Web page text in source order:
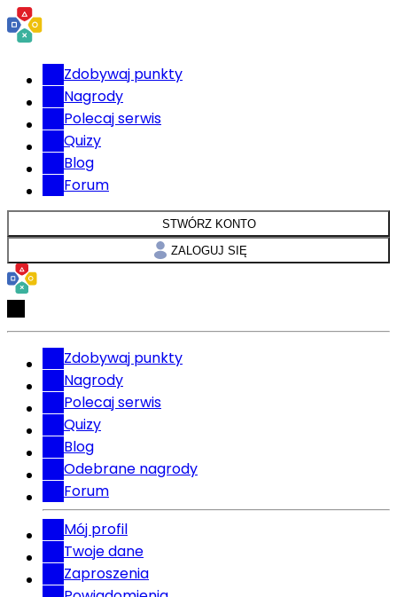
Zdobywaj punkty
Nagrody
Polecaj serwis
Quizy
Blog
Forum
STWÓRZ KONTO
ZALOGUJ SIĘ
Zdobywaj punkty
Nagrody
Polecaj serwis
Quizy
Blog
Odebrane nagrody
Forum
Mój profil
Twoje dane
Zaproszenia